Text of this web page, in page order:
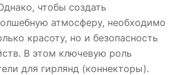
чтобы создать
атмосферу, необходимо
красоту, но и безопасность
В этом ключевую роль
для гирлянд (коннекторы).